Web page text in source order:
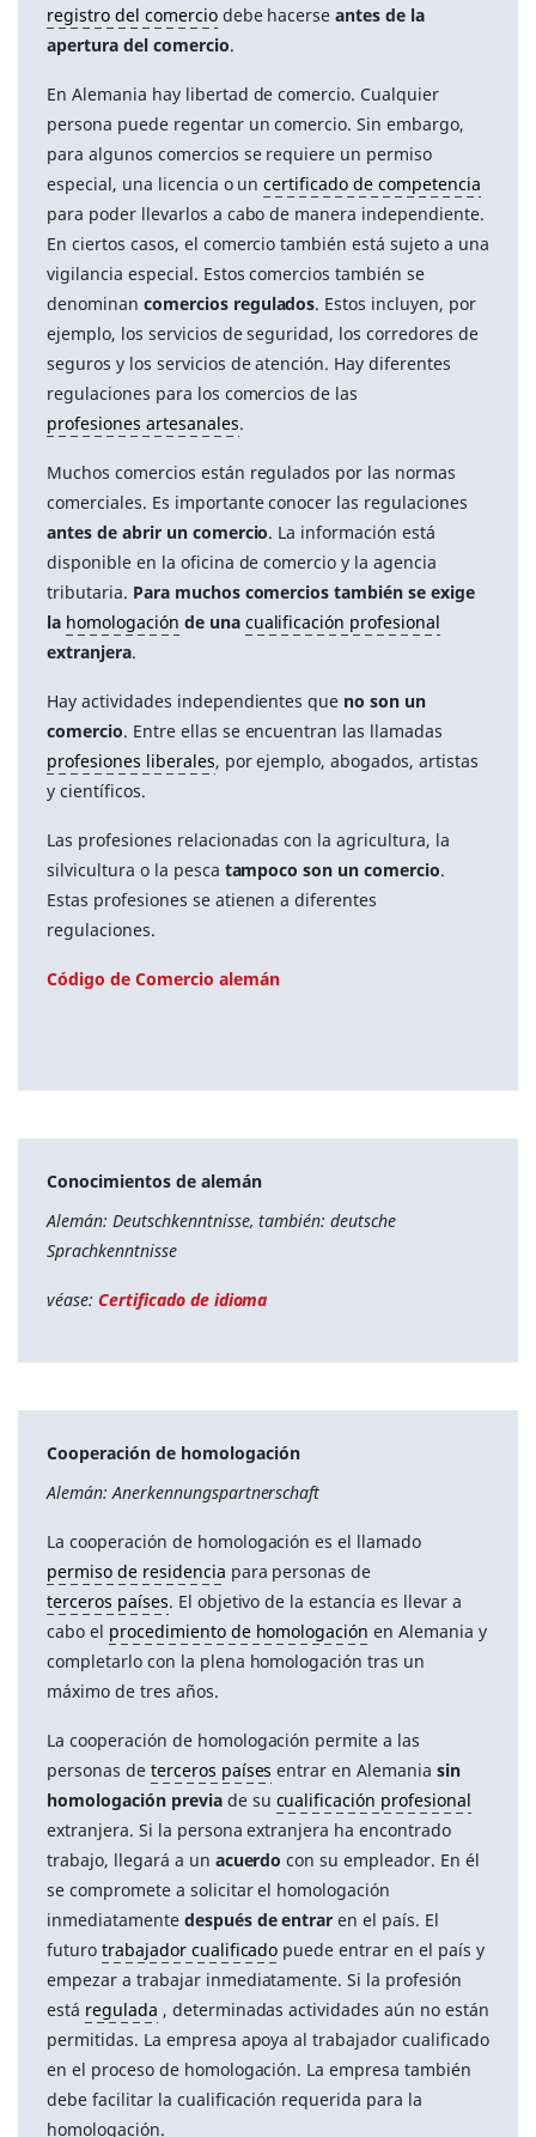
registro del comerciodebe hacerseantes de la
apertura del comercio.
En Alemania hay libertad de comercio. Cualquier
persona puede regentar un comercio. Sin embargo,
para algunos comercios se requiere un permiso
especial, una licencia o uncertificado de competencia
para poder llevarlos a cabo de manera independiente.
En ciertos casos, el comercio también está sujeto a una
vigilancia especial. Estos comercios también se
denominan comercios regulados. Estos incluyen, por
ejemplo, los servicios de seguridad, los corredores de
seguros y los servicios de atención. Hay diferentes
regulaciones para los comercios de las
profesiones artesanales.
Muchos comercios están regulados por las normas
comerciales. Es importante conocer las regulaciones
antes de abrir un comercio. La información está
disponible en la oficina de comercio y la agencia
tributaria. Para muchos comercios también se exige
la homologación de una cualificación profesional
extranjera.
Hay actividades independientes que no son un
comercio. Entre ellas se encuentran las llamadas
profesiones liberales, por ejemplo, abogados, artistas
y científicos.
Las profesiones relacionadas con la agricultura, la
silvicultura o la pesca tampoco son un comercio.
Estas profesiones se atienen a diferentes
regulaciones.
Código de Comercio alemán
Conocimientos de alemán
Alemán: Deutschkenntnisse, también: deutsche
Sprachkenntnisse
véase: Certificado de idioma
Cooperación de homologación
Alemán: Anerkennungspartnerschaft
La cooperación de homologación es el llamado
permiso de residencia para personas de
terceros países. El objetivo de la estancia es llevar a
cabo el procedimiento de homologación en Alemania y
completarlo con la plena homologación tras un
máximo de tres años.
La cooperación de homologación permite a las
personas de terceros países entrar en Alemaniasin
homologación previade su cualificación profesional
extranjera. Si la persona extranjera ha encontrado
trabajo, llegará a un acuerdo con su empleador. En él
se compromete a solicitar el homologación
inmediatamente después de entrar en el país. El
futuro trabajador cualificado puede entrar en el país y
empezar a trabajar inmediatamente. Si la profesión
está regulada , determinadas actividades aún no están
permitidas. La empresa apoya al trabajador cualificado
en el proceso de homologación. La empresa también
debe facilitar la cualificación requerida para la
homologación.